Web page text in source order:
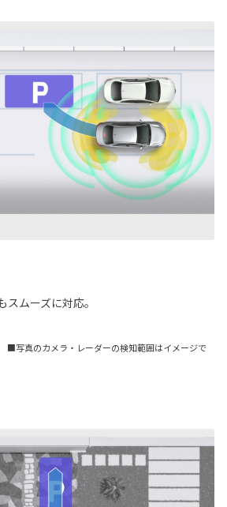
ムーズに対応。
写真のカメラ・レーダーの検知範囲はイメージで